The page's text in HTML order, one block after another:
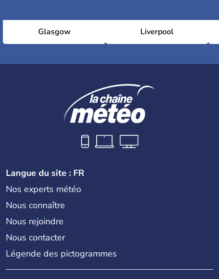
Glasgow Liverpool
Langue du site : FR
Nos experts météo
Nous connaître
Nous rejoindre
Nous contacter
Légende des pictogrammes